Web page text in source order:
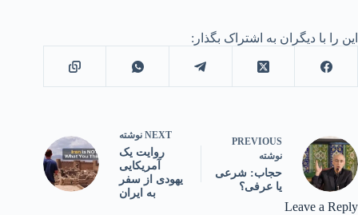
این را با دیگران به اشتراک بگذار:
PREVIOUS
نوشته
حجاب: شرعی
یا عرفی؟
NEXT نوشته
روایت یک
آمریکایی
یهودی از سفر
به ایران
Leave a Reply